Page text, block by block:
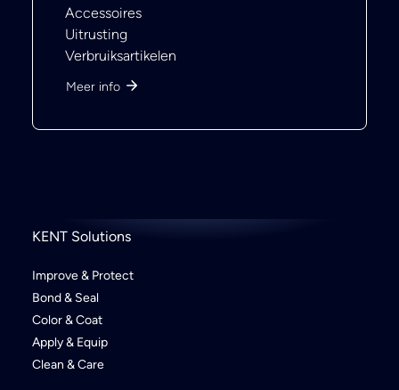
Accessoires
Uitrusting
Verbruiksartikelen
Meer info
KENT Solutions
Improve & Protect
Bond & Seal
Color & Coat
Apply & Equip
Clean & Care